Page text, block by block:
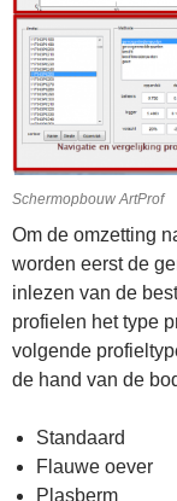
Schermopbouw ArtProf
Om de omzetting
worden eerst de
inlezen van de
profielen het type
volgende
de hand van de
Standaard
Flauwe oever
Plasberm